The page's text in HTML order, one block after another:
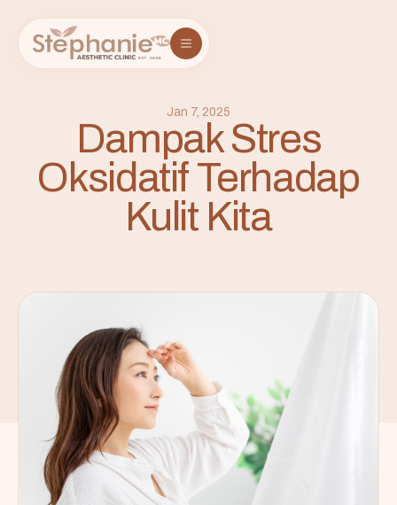
Jan 7, 2025
Dampak Stres
Oksidatif Terhadap
Kulit Kita